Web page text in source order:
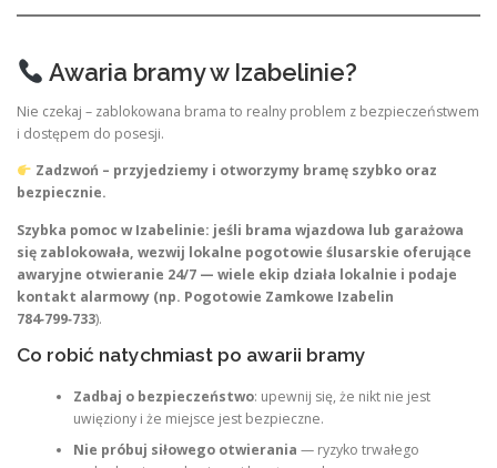
Awaria bramy w Izabelinie?
Nie czekaj – zablokowana brama to realny problem z bezpieczeństwem
i dostępem do posesji.
Zadzwoń – przyjedziemy i otworzymy bramę szybko oraz
bezpiecznie.
Szybka pomoc w Izabelinie: jeśli brama wjazdowa lub garażowa
się zablokowała, wezwij lokalne pogotowie ślusarskie oferujące
awaryjne otwieranie 24/7 — wiele ekip działa lokalnie i podaje
kontakt alarmowy (np. Pogotowie Zamkowe Izabelin
784‑799‑733).
Co robić natychmiast po awarii bramy
Zadbaj o bezpieczeństwo: upewnij się, że nikt nie jest
uwięziony i że miejsce jest bezpieczne.
Nie próbuj siłowego otwierania — ryzyko trwałego